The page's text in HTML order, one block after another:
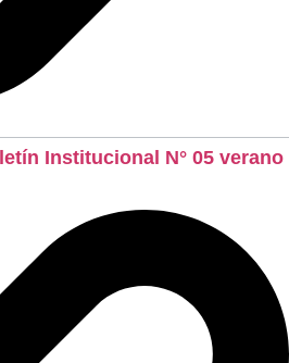
Institucional N° 05 verano